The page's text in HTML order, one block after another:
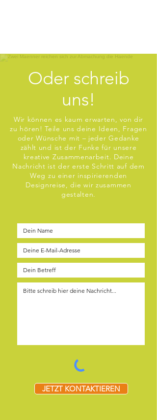
Oder schreib
uns!
Wir können es kaum erwarten, von dir
zu hören! Teile uns deine Ideen, Fragen
oder Wünsche mit – jeder Gedanke
zählt und ist der Funke für unsere
kreative Zusammenarbeit. Deine
Nachricht ist der erste Schritt auf dem
Weg zu einer inspirierenden
Designreise, die wir zusammen
gestalten.
JETZT KONTAKTIEREN